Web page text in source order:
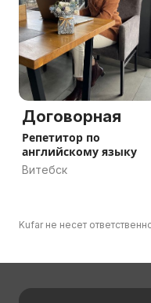
* * * * *
Стоимость
Постараемся
* * * * *
Пишите,
Договорная
Репетитор по
английскому языку
Витебск
Kufar не несет